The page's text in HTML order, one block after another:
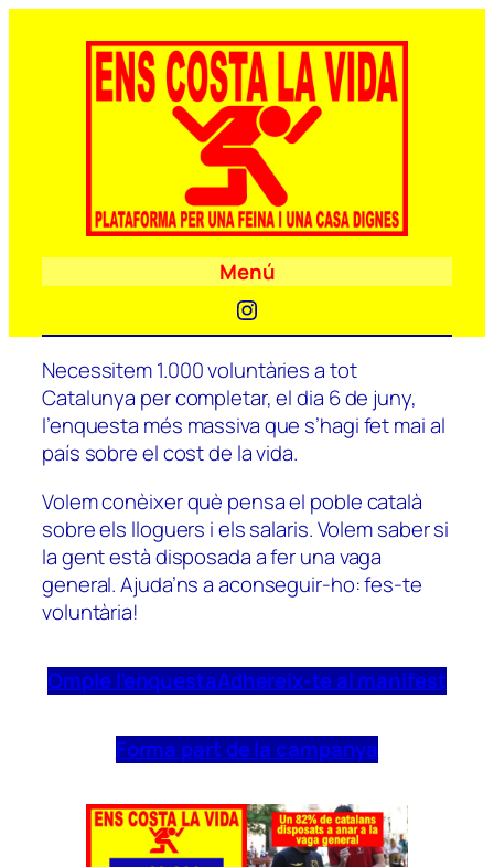
Menú
Instagram
Necessitem 1.000 voluntàries a tot
Catalunya per completar, el dia 6 de juny,
l’enquesta més massiva que s’hagi fet mai al
país sobre el cost de la vida.
Volem conèixer què pensa el poble català
sobre els lloguers i els salaris. Volem saber si
la gent està disposada a fer una vaga
general. Ajuda’ns a aconseguir-ho: fes-te
voluntària!
Omple l’enquestaAdhereix-te al manifest
Forma part de la campanya